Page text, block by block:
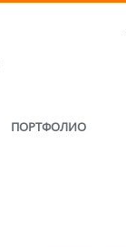
ПОРТФОЛИО